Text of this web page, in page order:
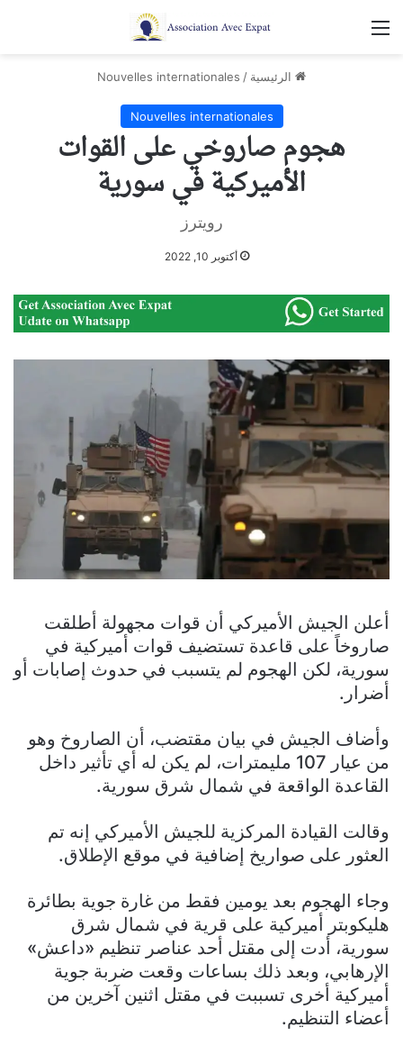
القائمة
الرئيسية /
Nouvelles internationales
Nouvelles internationales
هجوم صاروخي على القوات
الأميركية في سورية
رويترز
أكتوبر 10, 2022
أعلن الجيش الأميركي أن قوات مجهولة أطلقت
صاروخاً على قاعدة تستضيف قوات أميركية في
سورية، لكن الهجوم لم يتسبب في حدوث إصابات أو
أضرار.
وأضاف الجيش في بيان مقتضب، أن الصاروخ وهو
من عيار 107 مليمترات، لم يكن له أي تأثير داخل
القاعدة الواقعة في شمال شرق سورية.
وقالت القيادة المركزية للجيش الأميركي إنه تم
العثور على صواريخ إضافية في موقع الإطلاق.
وجاء الهجوم بعد يومين فقط من غارة جوية بطائرة
هليكوبتر أميركية على قرية في شمال شرق
سورية، أدت إلى مقتل أحد عناصر تنظيم «داعش»
الإرهابي، وبعد ذلك بساعات وقعت ضربة جوية
أميركية أخرى تسببت في مقتل اثنين آخرين من
أعضاء التنظيم.